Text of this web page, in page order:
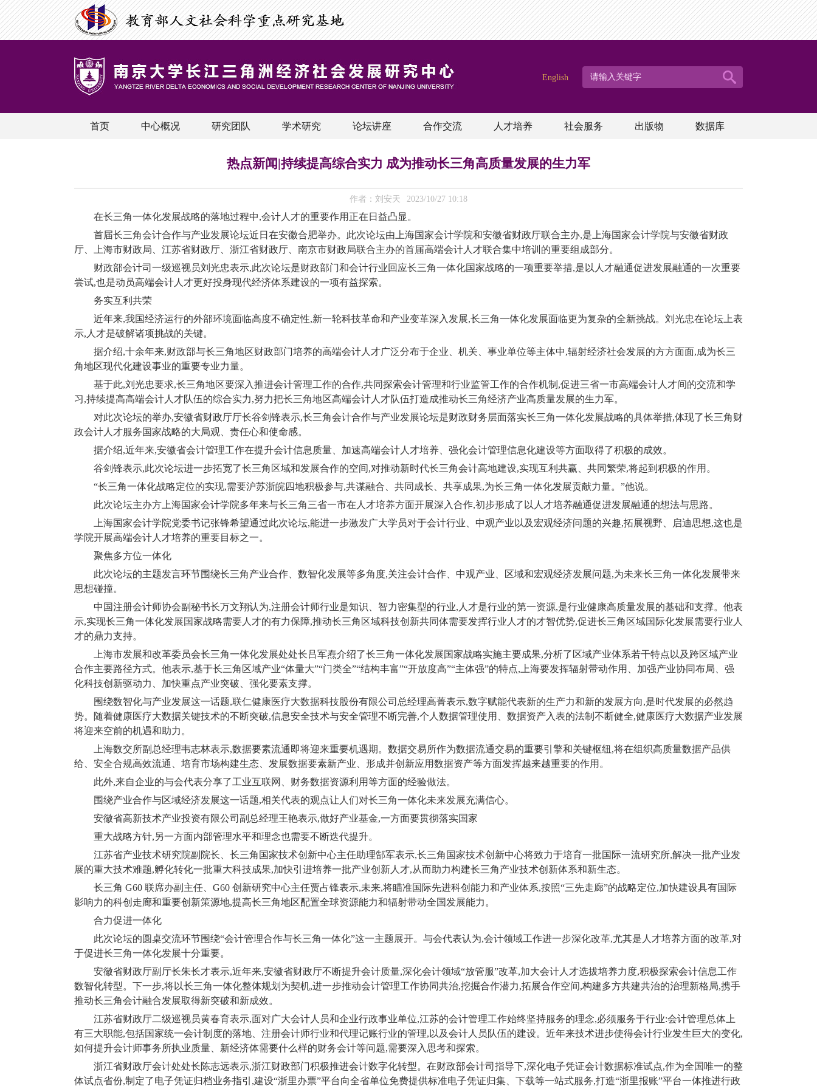
English
首页 中心概况 研究团队 学术研究 论坛讲座 合作交流 人才培养 社会服务 出版物 数据库
热点新闻|持续提高综合实力 成为推动长三角高质量发展的生力军
作者：刘安天 2023/10/27 10:18
在长三角一体化发展战略的落地过程中,会计人才的重要作用正在日益凸显。
首届长三角会计合作与产业发展论坛近日在安徽合肥举办。此次论坛由上海国家会计学院和安徽省财政厅联合主办,是上海国家会计学院与安徽省财政
厅、上海市财政局、江苏省财政厅、浙江省财政厅、南京市财政局联合主办的首届高端会计人才联合集中培训的重要组成部分。
财政部会计司一级巡视员刘光忠表示,此次论坛是财政部门和会计行业回应长三角一体化国家战略的一项重要举措,是以人才融通促进发展融通的一次重要
尝试,也是动员高端会计人才更好投身现代经济体系建设的一项有益探索。
务实互利共荣
近年来,我国经济运行的外部环境面临高度不确定性,新一轮科技革命和产业变革深入发展,长三角一体化发展面临更为复杂的全新挑战。刘光忠在论坛上表
示, 人才是破解诸项挑战的关键。
据介绍,十余年来,财政部与长三角地区财政部门培养的高端会计人才广泛分布于企业、机关、事业单位等主体中,辐射经济社会发展的方方面面,成为长三
角地区现代化建设事业的重要专业力量。
基于此,刘光忠要求,长三角地区要深入推进会计管理工作的合作,共同探索会计管理和行业监管工作的合作机制 ,促进三省一市高端会计人才间的交流和学
习,持续提高高端会计人才队伍的综合实力,努力把长三角地区高端会计人才队伍打造成推动长三角经济产业高质量发展的生力军。
对此次论坛的举办,安徽省财政厅厅长谷剑锋表示,长三角会计合作与产业发展论坛是财政财务层面落实长三角一体化发展战略的具体举措,体现了长三角财
政会计人才服务国家战略的大局观、责任心和使命感。
据介绍,近年来,安徽省会计管理工作在提升会计信息质量、加速高端会计人才培养、强化会计管理信息化建设等方面取得了积极的成效。
谷剑锋表示,此次论坛进一步拓宽了长三角区域和发展合作的空间,对推动新时代长三角会计高地建设,实现互利共赢、共同繁荣,将起到积极的作用。
“长三角一体化战略定位的实现,需要沪苏浙皖四地积极参与,共谋融合、共同成长、共享成果,为长三角一体化发展贡献力量。”他说。
此次论坛主办方上海国家会计学院多年来与长三角三省一市在人才培养方面开展深入合作,初步形成了以人才培养融通促进发展融通的想法与思路。
上海国家会计学院党委书记张锋希望通过此次论坛,能进一步激发广大学员对于会计行业、中观产业以及宏观经济问题的兴趣,拓展视野、启迪思想,这也是
学院开展高端会计人才培养的重要目标之一。
聚焦多方位一体化
此次论坛的主题发言环节围绕长三角产业合作、数智化发展等多角度,关注会计合作、中观产业、区域和宏观经济发展问题,为未来长三角一体化发展带来
思想碰撞。
中国注册会计师协会副秘书长万文翔认为,注册会计师行业是知识、智力密集型的行业, 人才是行业的第一资源,是行业健康高质量发展的基础和支撑。他表
示,实现长三角一体化发展国家战略需要人才的有力保障,推动长三角区域科技创新共同体需要发挥行业人才的才智优势,促进长三角区域国际化发展需要行业人
才的鼎力支持。
上海市发展和改革委员会长三角一体化发展处处长吕军焘介绍了长三角一体化发展国家战略实施主要成果,分析了区域产业体系若干特点以及跨区域产业
合作主要路径方式。他表示,基于长三角区域产业“体量大”“门类全”“结构丰富”“开放度高”“主体强”的特点, 上海要发挥辐射带动作用、加强产业协同布局、强
化科技创新驱动力、加快重点产业突破、强化要素支撑。
围绕数智化与产业发展这一话题,联仁健康医疗大数据科技股份有限公司总经理高菁表示,数字赋能代表新的生产力和新的发展方向,是时代发展的必然趋
势。随着健康医疗大数据关键技术的不断突破,信息安全技术与安全管理不断完善,个人数据管理使用、数据资产入表的法制不断健全,健康医疗大数据产业发展
将迎来空前的机遇和助力。
上海数交所副总经理韦志林表示,数据要素流通即将迎来重要机遇期。数据交易所作为数据流通交易的重要引擎和关键枢纽 ,将在组织高质量数据产品供
给、安全合规高效流通、培育市场构建生态、发展数据要素新产业、形成并创新应用数据资产等方面发挥越来越重要的作用。
此外,来自企业的与会代表分享了工业互联网、财务数据资源利用等方面的经验做法。
围绕产业合作与区域经济发展这一话题,相关代表的观点让人们对长三角一体化未来发展充满信心。
安徽省高新技术产业投资有限公司副总经理王艳表示,做好产业基金,一方面要贯彻落实国家
重大战略方针,另一方面内部管理水平和理念也需要不断迭代提升。
江苏省产业技术研究院副院长、长三角国家技术创新中心主任助理郜军表示,长三角国家技术创新中心将致力于培育一批国际一流研究所,解决一批产业发
展的重大技术难题,孵化转化一批重大科技成果,加快引进培养一批产业创新人才,从而助力构建长三角产业技术创新体系和新生态。
长三角 G60 联席办副主任、 G60 创新研究中心主任贾占锋表示,未来,将瞄准国际先进科创能力和产业体系,按照“三先走廊”的战略定位,加快建设具有国际
影响力的科创走廊和重要创新策源地,提高长三角地区配置全球资源能力和辐射带动全国发展能力。
合力促进一体化
此次论坛的圆桌交流环节围绕“会计管理合作与长三角一体化”这一主题展开。与会代表认为,会计领域工作进一步深化改革,尤其是人才培养方面的改革,对
于促进长三角一体化发展十分重要。
安徽省财政厅副厅长朱长才表示,近年来,安徽省财政厅不断提升会计质量,深化会计领域“放管服”改革,加大会计人才选拔培养力度,积极探索会计信息工作
数智化转型。下一步,将以长三角一体化整体规划为契机,进一步推动会计管理工作协同共治,挖掘合作潜力,拓展合作空间,构建多方共建共治的治理新格局,携手
推动长三角会计融合发展取得新突破和新成效。
江苏省财政厅二级巡视员黄春育表示,面对广大会计人员和企业行政事业单位,江苏的会计管理工作始终坚持服务的理念,必须服务于行业:会计管理总体上
有三大职能,包括国家统一会计制度的落地、注册会计师行业和代理记账行业的管理, 以及会计人员队伍的建设。近年来技术进步使得会计行业发生巨大的变化,
如何提升会计师事务所执业质量、新经济体需要什么样的财务会计等问题,需要深入思考和探索。
浙江省财政厅会计处处长陈志远表示,浙江财政部门积极推进会计数字化转型。在财政部会计司指导下,深化电子凭证会计数据标准试点,作为全国唯一的整
体试点省份,制定了电子凭证归档业务指引 ,建设“浙里办票”平台向全省单位免费提供标准电子凭证归集、下载等一站式服务,打造“浙里报账”平台一体推进行政